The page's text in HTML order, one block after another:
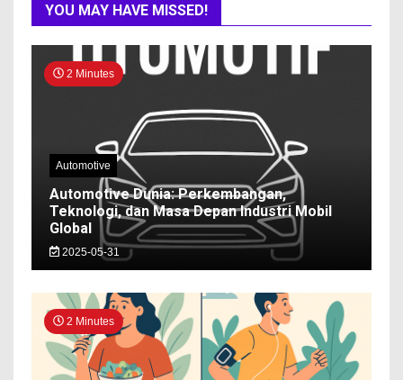
YOU MAY HAVE MISSED!
2 Minutes
Automotive
Automotive Dunia: Perkembangan,
Teknologi, dan Masa Depan Industri Mobil
Global
2025-05-31
2 Minutes